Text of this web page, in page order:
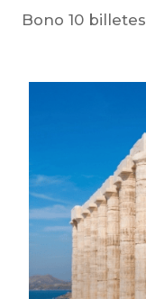
Bono 10 billetes